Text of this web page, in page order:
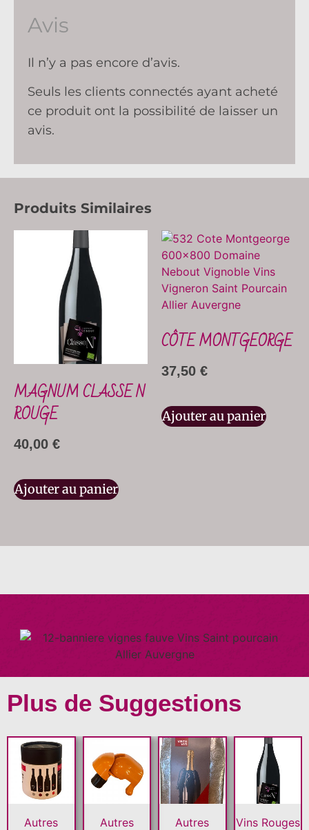
Produits Similaires
MAGNUM CLASSE N
ROUGE
40,00 €
Ajouter au panier
CÔTE MONTGEORGE
37,50 €
Ajouter au panier
Avis
Il n’y a pas encore d’avis.
Seuls les clients connectés ayant acheté
ce produit ont la possibilité de laisser un
avis.
Plus de Suggestions
Autres
Autres
Autres
Vins Rouges